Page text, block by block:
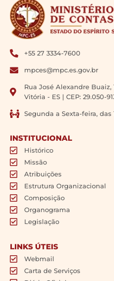
+55 27 3334-7600
mpces@mpc.es.gov.br
Rua José Alexandre Buaiz,
Vitória - ES | CEP: 29.050-
Segunda a Sexta-feira, das
INSTITUCIONAL
Histórico
Missão
Atribuições
Estrutura Organizacional
Composição
Organograma
Legislação
LINKS ÚTEIS
Webmail
Carta de Serviços